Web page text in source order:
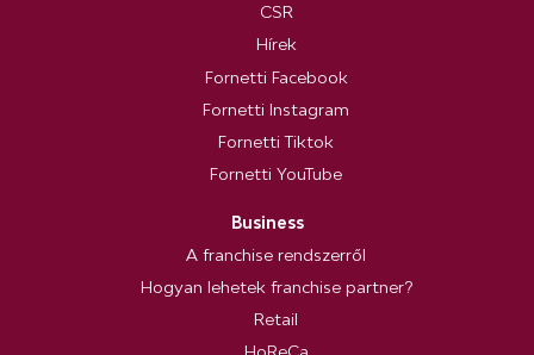
CSR
Hírek
Fornetti Facebook
Fornetti Instagram
Fornetti Tiktok
Fornetti YouTube
Business
A franchise rendszerről
Hogyan lehetek franchise partner?
Retail